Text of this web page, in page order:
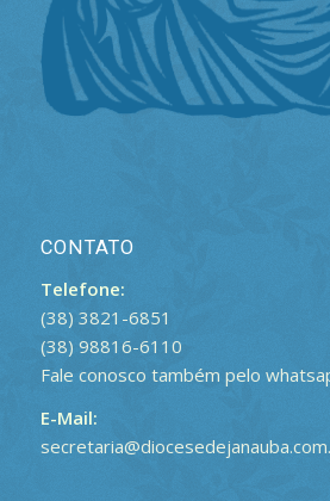
CONTATO
Telefone:
(38) 3821-6851
(38) 98816-6110
Fale conosco também pelo
E-Mail: